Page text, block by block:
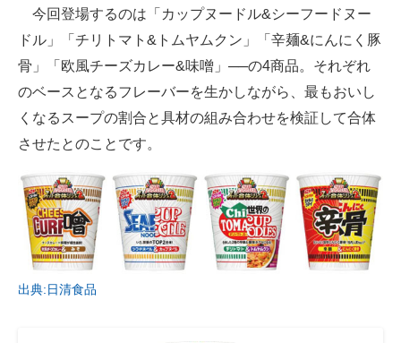
今回登場するのは「カップヌードル&シーフードヌー
ドル」「チリトマト&トムヤムクン」「辛麺&にんにく豚
骨」「欧風チーズカレー&味噌」──の4商品。それぞれ
のベースとなるフレーバーを生かしながら、最もおいし
くなるスープの割合と具材の組み合わせを検証して合体
させたとのことです。
出典:日清食品